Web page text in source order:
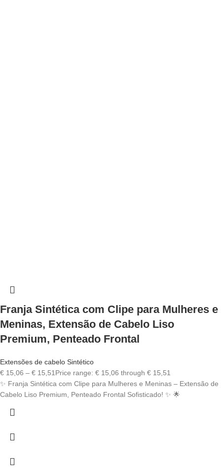
Franja Sintética com Clipe para Mulheres e
Meninas, Extensão de Cabelo Liso
Premium, Penteado Frontal
Extensões de cabelo Sintético
€ 15,06 – € 15,51 Price range: € 15,06 through € 15,51
✨ Franja Sintética com Clipe para Mulheres e Meninas – Extensão de
Cabelo Liso Premium, Penteado Frontal Sofisticado! ✨ 🌟